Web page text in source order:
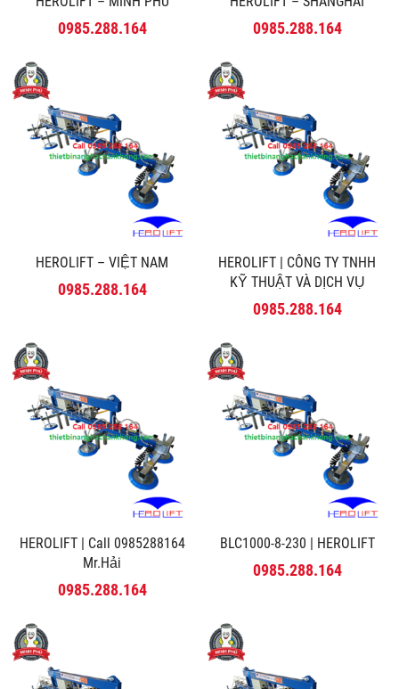
0985.288.164 0985.288.164
HEROLIFT – VIỆT NAM
0985.288.164
HEROLIFT | CÔNG TY TNHH
KỸ THUẬT VÀ DỊCH VỤ
MINH PHÚ
0985.288.164
HEROLIFT | Call 0985288164
Mr.Hải
0985.288.164
BLC1000-8-230 | HEROLIFT
0985.288.164